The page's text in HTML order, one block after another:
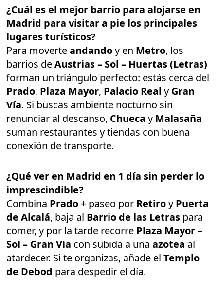
¿Cuál es el mejor barrio para alojarse en
Madrid para visitar a pie los principales
lugares turísticos?
Para moverteandandoy en Metro, los
barrios deAustrias – Sol – Huertas (Letras)
forman un triángulo perfecto: estás cerca del
Prado, Plaza Mayor, Palacio Real y Gran
Vía. Si buscas ambiente nocturno sin
renunciar al descanso, Chueca y Malasaña
suman restaurantes y tiendas con buena
conexión de transporte.
¿Qué ver en Madrid en 1 día sin perder lo
imprescindible?
Combina Prado + paseo por Retiroy Puerta
de Alcalá, baja al Barrio de las Letras para
comer, y por la tarde recorre Plaza Mayor –
Sol – Gran Vía con subida a unaazotea al
atardecer. Si te organizas, añade elTemplo
de Debod para despedir el día.